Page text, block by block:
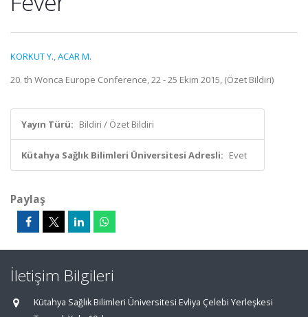
KORKUT Y.,ACAR M.
20. th Wonca Europe Conference, 22 - 25 Ekim 2015, (Özet Bildiri)
Yayın Türü: Bildiri / Özet Bildiri
Kütahya Sağlık Bilimleri Üniversitesi Adresli: Evet
Paylaş
İletişim Bilgileri
Kütahya Sağlık Bilimleri Üniversitesi Evliya Çelebi Yerleşkesi